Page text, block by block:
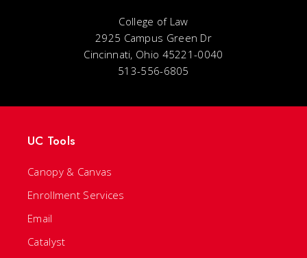
College of Law
2925 Campus Green Dr
Cincinnati, Ohio 45221-0040
513-556-6805
UC Tools
Canopy & Canvas
Enrollment Services
Email
Catalyst